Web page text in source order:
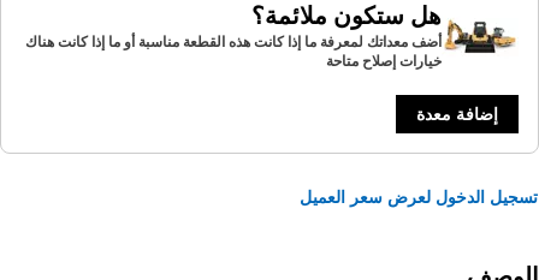
هل ستكون ملائمة؟
أضف معداتك لمعرفة ما إذا كانت هذه القطعة مناسبة أو ما إذا كانت هناك
خيارات إصلاح متاحة
إضافة معدة
الدخول لعرض سعر العميل